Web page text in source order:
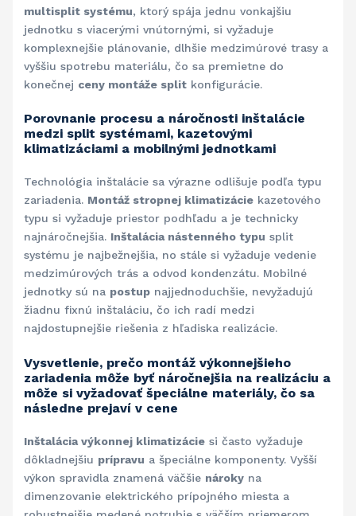
multisplit systému, ktorý spája jednu vonkajšiu
jednotku s viacerými vnútornými, si vyžaduje
komplexnejšie plánovanie, dlhšie medzimúrové trasy a
vyššiu spotrebu materiálu, čo sa premietne do
konečnej ceny montáže splitkonfigurácie.
Porovnanie procesu a náročnosti inštalácie
medzi split systémami, kazetovými
klimatizáciami a mobilnými jednotkami
Technológia inštalácie sa výrazne odlišuje podľa typu
zariadenia. Montáž stropnej klimatizáciekazetového
typu si vyžaduje priestor podhľadu a je technicky
najnáročnejšia. Inštalácia nástenného typu split
systému je najbežnejšia, no stále si vyžaduje vedenie
medzimúrových trás a odvod kondenzátu. Mobilné
jednotky sú na postupnajjednoduchšie, nevyžadujú
žiadnu fixnú inštaláciu, čo ich radí medzi
najdostupnejšie riešenia z hľadiska realizácie.
Vysvetlenie, prečo montáž výkonnejšieho
zariadenia môže byť náročnejšia na realizáciu a
môže si vyžadovať špeciálne materiály, čo sa
následne prejaví v cene
Inštalácia výkonnej klimatizáciesi často vyžaduje
dôkladnejšiu prípravu a špeciálne komponenty. Vyšší
výkon spravidla znamená väčšie nárokyna
dimenzovanie elektrického prípojného miesta a